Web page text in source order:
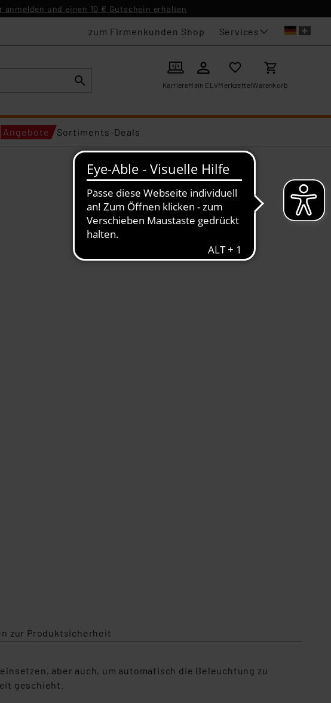
anmelden und einen 10 € Gutschein erhalten
zum Firmenkunden Shop Services
KarriereMein ELVMerkzettelWarenkorb
Angebote Sortiments-Deals
zur Produktsicherheit
aber auch, um automatisch die Beleuchtung zu
geschieht.